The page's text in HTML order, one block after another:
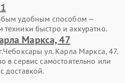
удобным способом —
быстро и аккуратно.
Маркса, 47
ул. Карла Маркса, 47.
в сервис самостоятельно или
доставкой.